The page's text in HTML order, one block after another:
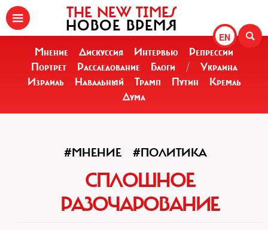
EN
THE NEW TIMES
НОВОЕ ВРЕМЯ
Мнение Дискуссия Интервью
Репрессии
Портрет
Расследование Блоги /
Украина
Израиль
Навальный Трамп Путин
Кремль
Дума
#МНЕНИЕ #ПОЛИТИКА
СПЛОШНОЕ
РАЗОЧАРОВАНИЕ